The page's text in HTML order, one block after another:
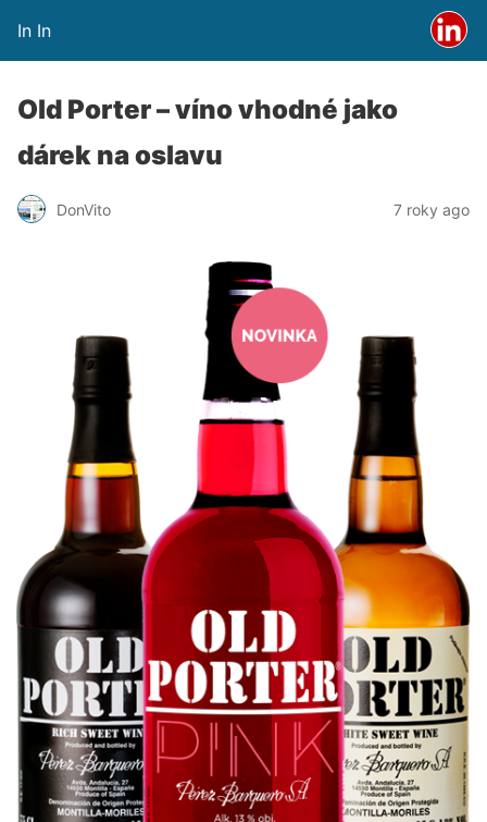
In In
Old Porter – víno vhodné jako
dárek na oslavu
DonVito 7 roky ago